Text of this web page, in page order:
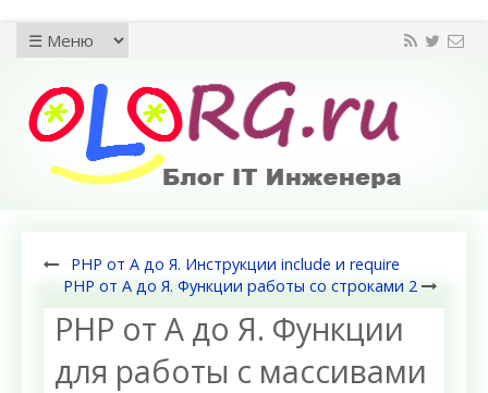
PHP от А до Я. Инструкции include и require
PHP от А до Я. Функции работы со строками 2
PHP от А до Я. Функции
для работы с массивами